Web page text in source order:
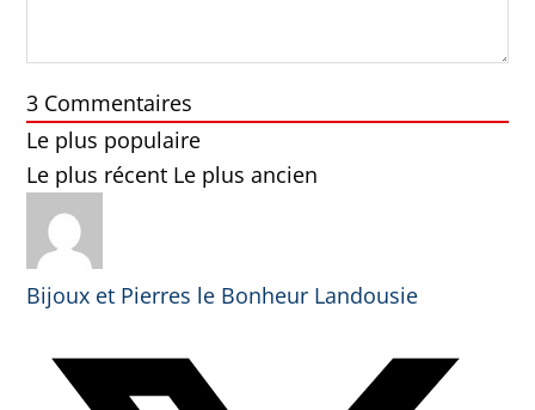
3 Commentaires
Le plus populaire
Le plus récent Le plus ancien
Bijoux et Pierres le Bonheur Landousie